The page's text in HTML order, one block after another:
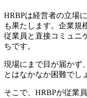
HRBPは経営者の立場
も果たします。企業規
従業員と直接コミュニ
ちです。
現場にまで目が届かず
とはなかなか困難でし
そこで、HRBPが従業